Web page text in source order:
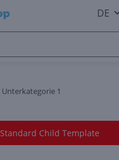
DE
Unterkategorie 1
Standard Child Template